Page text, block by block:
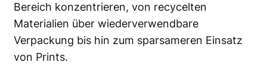
Bereich konzentrieren, von recycelten
Materialien über wiederverwendbare
Verpackung bis hin zum sparsameren Einsatz
von Prints.